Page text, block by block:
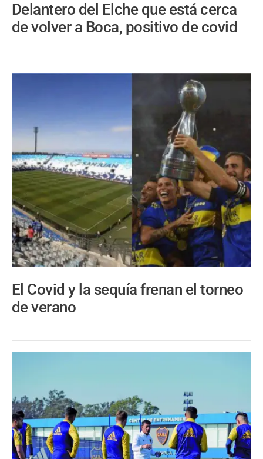
Delantero del Elche que está cerca
de volver a Boca, positivo de covid
El Covid y la sequía frenan el torneo
de verano